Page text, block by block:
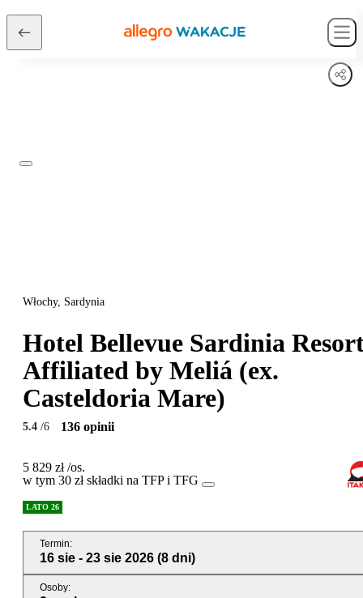
Włochy, Sardynia
Hotel Bellevue Sardinia
Affiliated by Meliá (ex.
Casteldoria Mare)
5.4 /6 136 opinii
5 829 zł/os.
w tym 30 zł składki na TFP i TFG
LATO 26
Termin:
16 sie - 23 sie 2026 (8 dni)
Osoby: